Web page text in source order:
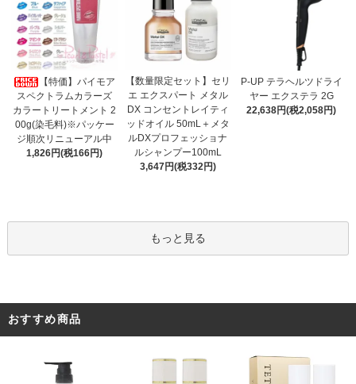
【特価】パイモア
スペクトラムカラーズ
カラートリートメント 2
00g(染毛料)※パッケー
ジ順次リニューアル中
1,826円(税166円)
【数量限定セット】セリ
エ エクスパート メタル
DX コンセントレイティ
ッドオイル 50mL＋メタ
ルDXプロフェッショナ
ルシャンプー100mL
3,647円(税332円)
P-UP テラヘルツドライ
ヤー エクステラ 2G
22,638円(税2,058円)
もっと見る
おすすめ商品